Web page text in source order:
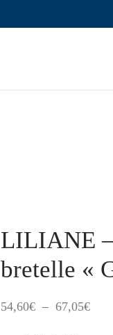
LILIANE –
bretelle «
54,60€ – 67,05€Plage